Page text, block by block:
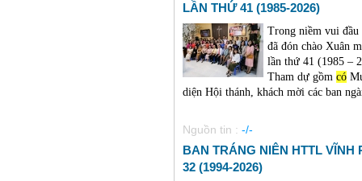
LẦN THỨ 41 (1985-2026)
Trong niềm vui
đã đón chào Xuân
lần thứ 41 (1985 –
Tham dự gồm có
diện Hội thánh, khách mời các ban
Nguồn tin : -/-
BAN TRÁNG NIÊN HTTL
32 (1994-2026)